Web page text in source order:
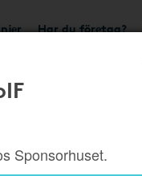
Har du företag?
Sponsorhuset.